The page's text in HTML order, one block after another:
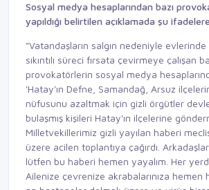
Sosyal medya hesaplarından bazı
yapıldığı belirtilen açıklamada şu
"Vatandaşların salgın nedeniyle
sıkıntılı süreci fırsata çevirmeye çalışan
provokatörlerin sosyal medya
'Hatay'ın Defne, Samandağ, Arsuz
nüfusunu azaltmak için gizli örgütler
bulaşmış kişileri Hatay'ın ilçelerine
Milletvekillerimiz gizli yayılan haberi
üzere acilen toplantıya çağırdı.
lütfen bu haberi hemen yayalım. Her
Ailenize çevrenize akrabalarınıza hemen